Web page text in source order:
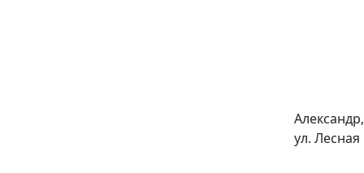
Александр,
ул. Лесная